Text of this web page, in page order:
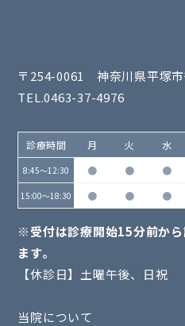
〒254-0061 神奈川県平塚
TEL.0463-37-4976
診療時間 月 火 水
8:45～12:30 ● ● ●
15:00～18:30 ● ● ●
※受付は診療開始15分前か
ます。
【休診日】土曜午後、日祝
当院について